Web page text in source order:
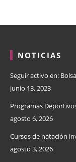
NOTICIAS
Seguir activo en:
junio 13, 2023
Programas
agosto 6, 2026
Cursos de natación
agosto 3, 2026